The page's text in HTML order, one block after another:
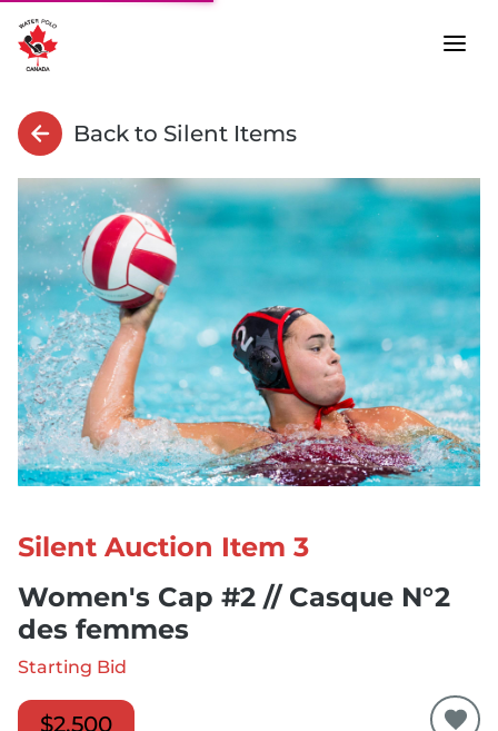
Back to Silent Items
Silent Auction Item 3
Women's Cap #2 // Casque N°2
des femmes
Starting Bid
$2,500